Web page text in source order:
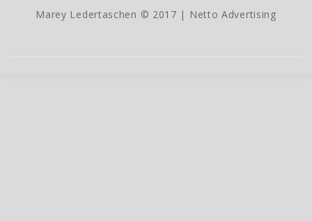
Marey Ledertaschen © 2017 | Netto Advertising